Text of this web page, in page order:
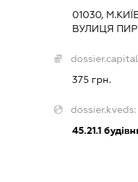
01030,
ВУЛИЦЯ
375 грн.
dossier.kveds:
45.21.1